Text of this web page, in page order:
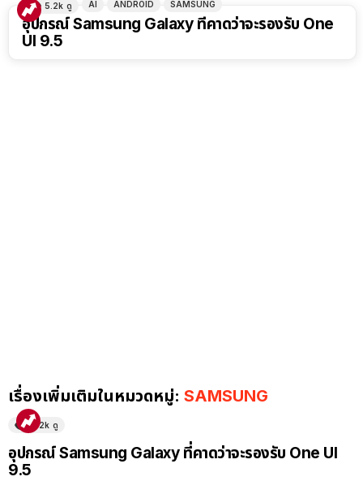
5.2k ดู AI ANDROID SAMSUNG
อุปกรณ์ Samsung Galaxy ที่คาดว่าจะรองรับ One
UI 9.5
เรื่องเพิ่มเติมในหมวดหมู่: SAMSUNG
5.2k ดู
อุปกรณ์ Samsung Galaxy ที่คาดว่าจะรองรับ One UI
9.5